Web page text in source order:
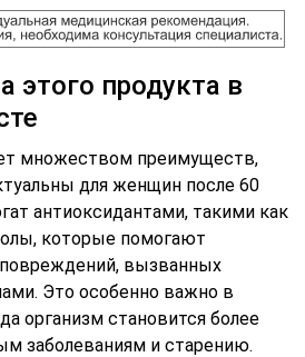
этого продукта в
множеством преимуществ,
для женщин после 60
антиоксидантами, такими как
которые помогают
вызванных
Это особенно важно в
организм становится более
заболеваниям и старению.